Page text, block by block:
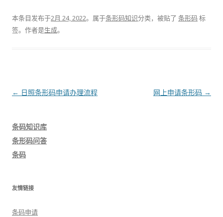
本条目发布于2月 24, 2022。属于条形码知识分类，被贴了 条形码 标
签。 作者是生成。
文
← 日照条形码申请办理流程 网上申请条形码 →
条码知识库
条形码问答
条码
友情链接
条码申请